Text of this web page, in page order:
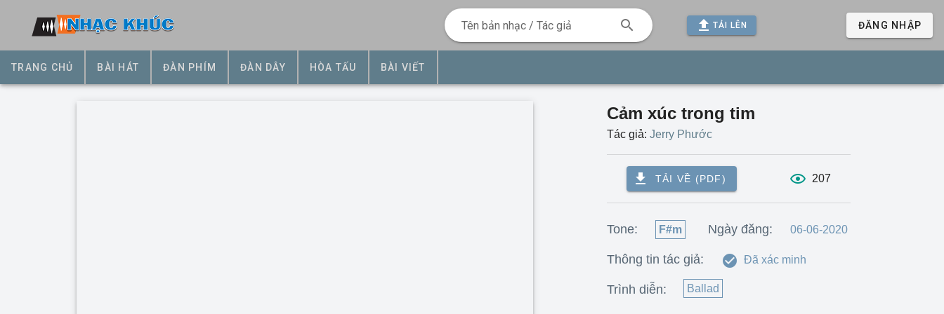
Tên bản nhạc / Tác giả TẢI LÊN ĐĂNG NHẬP
TRANG CHỦ BÀI HÁT ĐÀN PHÍM ĐÀN DÂY HÒA TẤU BÀI VIẾT
Cảm xúc trong tim
Tác giả: Jerry Phước
TẢI VỀ (PDF) 207
Tone: F#m Ngày đăng: 06-06-2020
Thông tin tác giả: Đã xác minh
Trình diễn: Ballad